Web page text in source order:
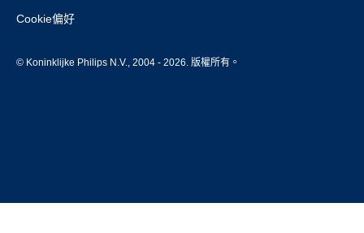
Cookie偏好
© Koninklijke Philips N.V., 2004 - 2026. 版權所有。